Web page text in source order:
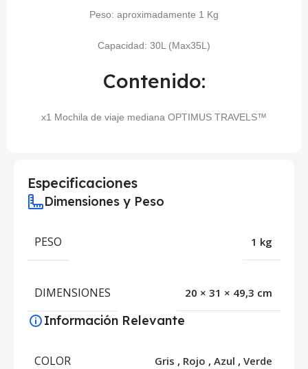
Peso: aproximadamente 1 Kg
Capacidad: 30L (Max35L)
Contenido:
x1 Mochila de viaje mediana OPTIMUS TRAVELS™
Especificaciones
Dimensiones y Peso
PESO 1 kg
DIMENSIONES 20 × 31 × 49,3 cm
Información Relevante
COLOR Gris , Rojo , Azul , Verde